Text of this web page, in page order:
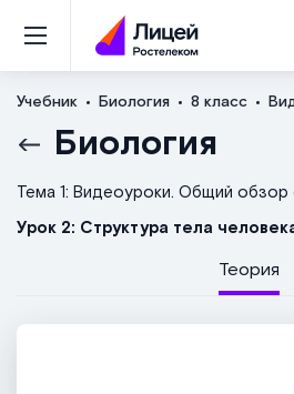
Учебник Биология 8 класс
Биология
Тема 1: Видеоуроки. Общий обзор
Урок 2: Структура тела
Теория